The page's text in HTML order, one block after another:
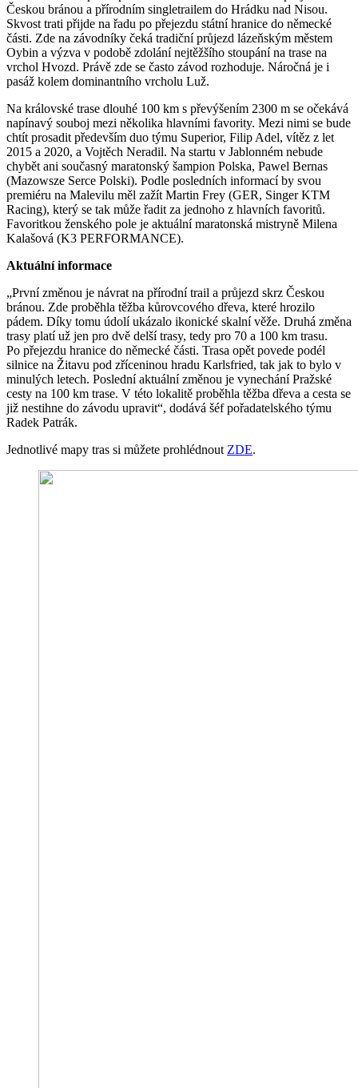
Českou bránou a přírodním singletrailem do Hrádku nad Nisou.
Skvost trati přijde na řadu po přejezdu státní hranice do německé
části. Zde na závodníky čeká tradiční průjezd lázeňským městem
Oybin a výzva v podobě zdolání nejtěžšího stoupání na trase na
vrchol Hvozd. Právě zde se často závod rozhoduje. Náročná je i
pasáž kolem dominantního vrcholu Luž.
Na královské trase dlouhé 100 km s převýšením 2300 m se očekává
napínavý souboj mezi několika hlavními favority. Mezi nimi se bude
chtít prosadit především duo týmu Superior, Filip Adel, vítěz z let
2015 a 2020, a Vojtěch Neradil. Na startu v Jablonném nebude
chybět ani současný maratonský šampion Polska, Pawel Bernas
(Mazowsze Serce Polski). Podle posledních informací by svou
premiéru na Malevilu měl zažít Martin Frey (GER, Singer KTM
Racing), který se tak může řadit za jednoho z hlavních favoritů.
Favoritkou ženského pole je aktuální maratonská mistryně Milena
Kalašová (K3 PERFORMANCE).
Aktuální informace
„První změnou je návrat na přírodní trail a průjezd skrz Českou
bránou. Zde proběhla těžba kůrovcového dřeva, které hrozilo
pádem. Díky tomu údolí ukázalo ikonické skalní věže. Druhá změna
trasy platí už jen pro dvě delší trasy, tedy pro 70 a 100 km trasu.
Po přejezdu hranice do německé části. Trasa opět povede podél
silnice na Žitavu pod zříceninou hradu Karlsfried, tak jak to bylo v
minulých letech. Poslední aktuální změnou je vynechání Pražské
cesty na 100 km trase. V této lokalitě proběhla těžba dřeva a cesta se
již nestihne do závodu upravit“, dodává šéf pořadatelského týmu
Radek Patrák.
Jednotlivé mapy tras si můžete prohlédnout ZDE.